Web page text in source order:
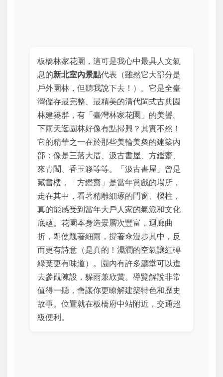
板橋林家花園，這可是我心中最具人文氣
息的新北室內景點代表（雖然它大部分是
戶外園林，但聽我說下去！）。它是全臺
灣儲存最完整、最精美的清代閩式古典園
林建築群，有「臺灣林家花園」的美譽。
下雨天逛園林好像有點掃興？其實不然！
它的精華之一在於那些美輪美奐的建築內
部：像是三落大厝、汲古書屋、方鑑齋、
來青閣、香玉簃等等。「汲古書屋」曾是
藏書樓，「方鑑齋」是當年賞戲的場所，
走在其中，看著精雕細琢的門窗、樑柱，
真的能感受到當年大戶人家的氣派和文化
底蘊。花園本身造景層次豐富，迴廊曲
折，即使飄著細雨，撐著傘漫步其中，反
而更有詩意（是真的！濕潤的空氣讓紅磚
綠葉更有味道）。園內有許多廳堂可以進
去參觀陳設，躲雨兼欣賞。導覽解說非常
值得一聽，會讓你更瞭解建築特色和歷史
故事。位置就在板橋府中站附近，交通超
級便利。